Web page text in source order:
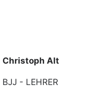
Christoph Alt
BJJ - LEHRER